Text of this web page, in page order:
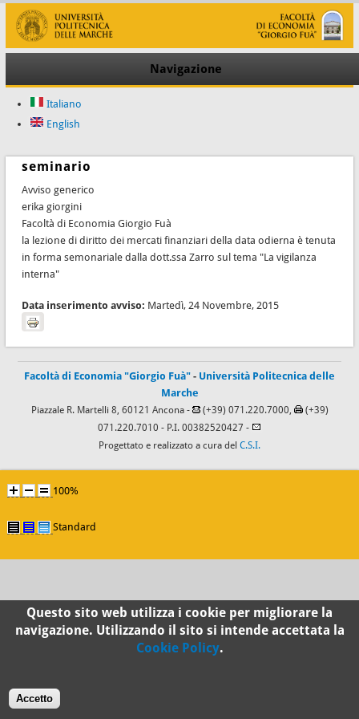
Navigazione
Italiano
English
seminario
Avviso generico
erika giorgini
Facoltà di Economia Giorgio Fuà
la lezione di diritto dei mercati finanziari della data odierna è tenuta
in forma semonariale dalla dott.ssa Zarro sul tema "La vigilanza
interna"
Data inserimento avviso: Martedì, 24 Novembre, 2015
Facoltà di Economia "Giorgio Fuà" - Università Politecnica delle
Marche
Piazzale R. Martelli 8, 60121 Ancona - (+39) 071.220.7000,
(+39)
071.220.7010 - P.I. 00382520427 -
Progettato e realizzato a cura del C.S.I.
100%
Standard
Questo sito web utilizza i cookie per migliorare la
navigazione. Utilizzando il sito si intende accettata la
Cookie Policy.
Accetto